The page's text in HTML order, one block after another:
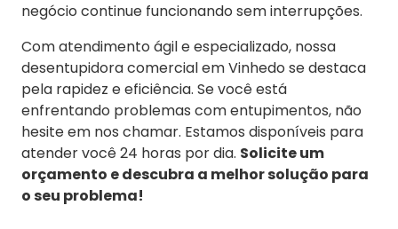
negócio continue funcionando sem interrupções.
Com atendimento ágil e especializado, nossa
desentupidora comercial em Vinhedo se destaca
pela rapidez e eficiência. Se você está
enfrentando problemas com entupimentos, não
hesite em nos chamar. Estamos disponíveis para
atender você 24 horas por dia. Solicite um
orçamento e descubra a melhor solução para
o seu problema!